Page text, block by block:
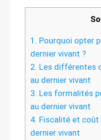
1. Pourquoi opter
dernier vivant ?
2. Les différentes
au dernier vivant
3. Les formalités
au dernier vivant
4. Fiscalité et coût
dernier vivant